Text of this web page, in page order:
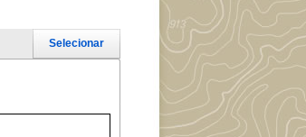
Selecionar